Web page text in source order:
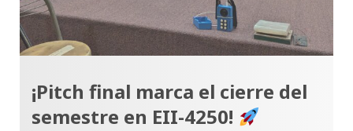
¡Pitch final marca el cierre del
semestre en EII-4250!